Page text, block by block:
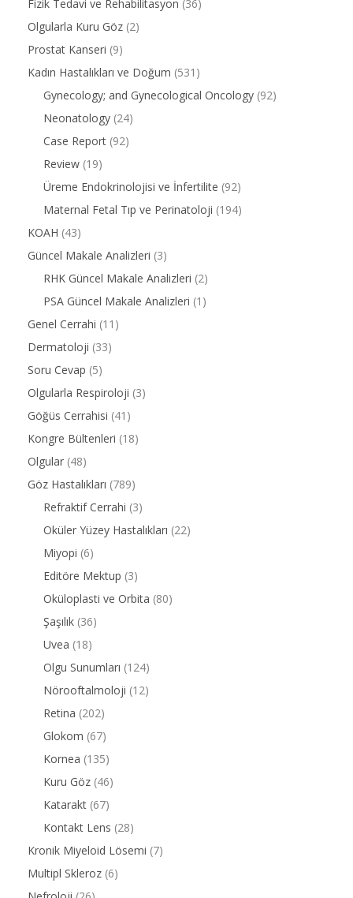
Fizik Tedavi ve Rehabilitasyon (36)
Olgularla Kuru Göz (2)
Prostat Kanseri (9)
Kadın Hastalıkları ve Doğum (531)
Gynecology; and Gynecological Oncology (92)
Neonatology (24)
Case Report (92)
Review (19)
Üreme Endokrinolojisi ve İnfertilite (92)
Maternal Fetal Tıp ve Perinatoloji (194)
KOAH (43)
Güncel Makale Analizleri (3)
RHK Güncel Makale Analizleri (2)
PSA Güncel Makale Analizleri (1)
Genel Cerrahi (11)
Dermatoloji (33)
Soru Cevap (5)
Olgularla Respiroloji (3)
Göğüs Cerrahisi (41)
Kongre Bültenleri (18)
Olgular (48)
Göz Hastalıkları (789)
Refraktif Cerrahi (3)
Oküler Yüzey Hastalıkları (22)
Miyopi (6)
Editöre Mektup (3)
Oküloplasti ve Orbita (80)
Şaşılık (36)
Uvea (18)
Olgu Sunumları (124)
Nörooftalmoloji (12)
Retina (202)
Glokom (67)
Kornea (135)
Kuru Göz (46)
Katarakt (67)
Kontakt Lens (28)
Kronik Miyeloid Lösemi (7)
Multipl Skleroz (6)